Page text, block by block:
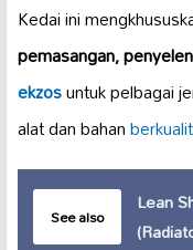
Kedai ini
pemasangan,
ekzosuntuk pelbagai
alat dan bahan
See also
Lean